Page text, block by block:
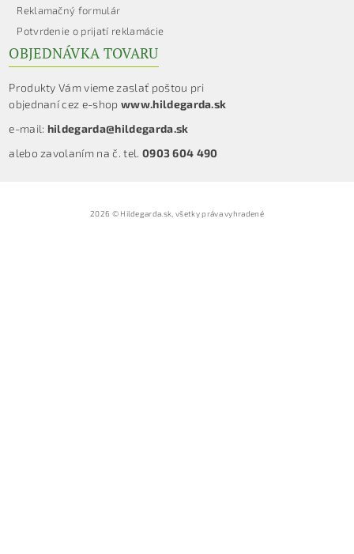
Reklamačný formulár
Potvrdenie o prijatí reklamácie
OBJEDNÁVKA TOVARU
Produkty Vám vieme zaslať poštou pri
objednaní cez e-shop www.hildegarda.sk
e-mail: hildegarda@hildegarda.sk
alebo zavolaním na č. tel. 0903 604 490
2026 © Hildegarda.sk, všetky práva vyhradené